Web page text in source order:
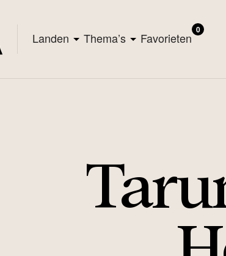
Landen Thema’s Favorieten
0